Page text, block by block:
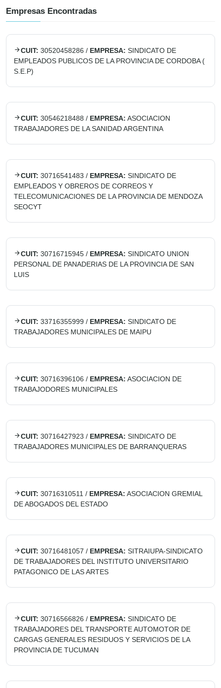
Empresas Encontradas
CUIT: 30520458286 / EMPRESA: SINDICATO DE
EMPLEADOS PUBLICOS DE LA PROVINCIA DE CORDOBA (
S.E.P)
CUIT: 30546218488 / EMPRESA: ASOCIACION
TRABAJADORES DE LA SANIDAD ARGENTINA
CUIT: 30716541483 / EMPRESA: SINDICATO DE
EMPLEADOS Y OBREROS DE CORREOS Y
TELECOMUNICACIONES DE LA PROVINCIA DE MENDOZA
SEOCYT
CUIT: 30716715945 / EMPRESA: SINDICATO UNION
PERSONAL DE PANADERIAS DE LA PROVINCIA DE SAN
LUIS
CUIT: 33716355999 / EMPRESA: SINDICATO DE
TRABAJADORES MUNICIPALES DE MAIPU
CUIT: 30716396106 / EMPRESA: ASOCIACION DE
TRABAJODORES MUNICIPALES
CUIT: 30716427923 / EMPRESA: SINDICATO DE
TRABAJADORES MUNICIPALES DE BARRANQUERAS
CUIT: 30716310511 / EMPRESA: ASOCIACION GREMIAL
DE ABOGADOS DEL ESTADO
CUIT: 30716481057 / EMPRESA: SITRAIUPA-SINDICATO
DE TRABAJADORES DEL INSTITUTO UNIVERSITARIO
PATAGONICO DE LAS ARTES
CUIT: 30716566826 / EMPRESA: SINDICATO DE
TRABAJADORES DEL TRANSPORTE AUTOMOTOR DE
CARGAS GENERALES RESIDUOS Y SERVICIOS DE LA
PROVINCIA DE TUCUMAN